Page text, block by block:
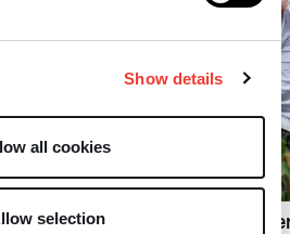
Show details
all cookies
selection
Z
Unterschied